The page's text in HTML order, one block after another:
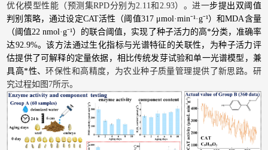
优化模型性能（预测集RPD分别为2.11和2.93）。进一步提出双阈值
判别策略，通过设定CAT活性（阈值317 μmol·min⁻¹·g⁻¹）和MDA含量
（阈值22 nmol·g⁻¹）的联合阈值，实现了种子活力的高*分类，准确率
达92.9%。该方法通过生化指标与光谱特征的关联性，为种子活力评
估提供了可解释的定量依据，相比传统发芽试验和单一光谱模型，兼
具高*性、环保性和高精度，为农业种子质量管理提供了新思路。研
究过程如图7所示。